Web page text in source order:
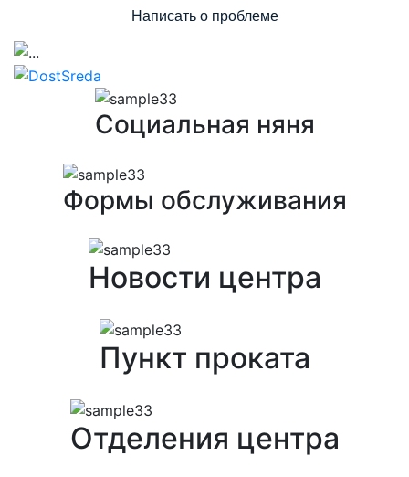
Написать о проблеме
Социальная няня
Формы обслуживания
Новости центра
Пункт проката
Отделения центра